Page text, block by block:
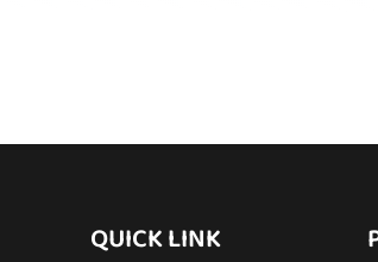
QUICK LINK